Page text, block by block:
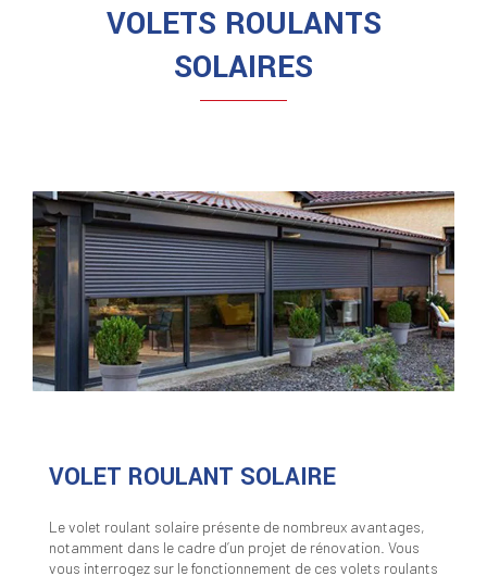
VOLETS ROULANTS
SOLAIRES
VOLET ROULANT SOLAIRE
Le volet roulant solaire présente de nombreux avantages,
notamment dans le cadre d’un projet de rénovation. Vous
vous interrogez sur le fonctionnement de ces volets roulants